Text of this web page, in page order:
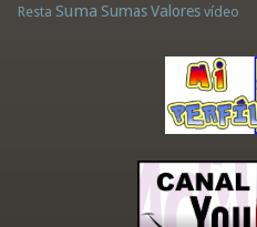
Resta Suma Sumas Valores vídeo